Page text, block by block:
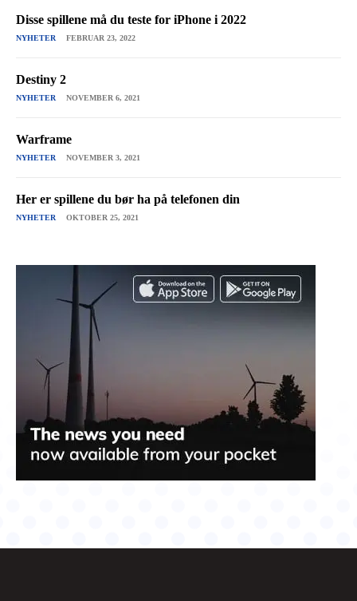
Disse spillene må du teste for iPhone i 2022
NYHETER FEBRUAR 23, 2022
Destiny 2
NYHETER NOVEMBER 6, 2021
Warframe
NYHETER NOVEMBER 3, 2021
Her er spillene du bør ha på telefonen din
NYHETER OKTOBER 25, 2021